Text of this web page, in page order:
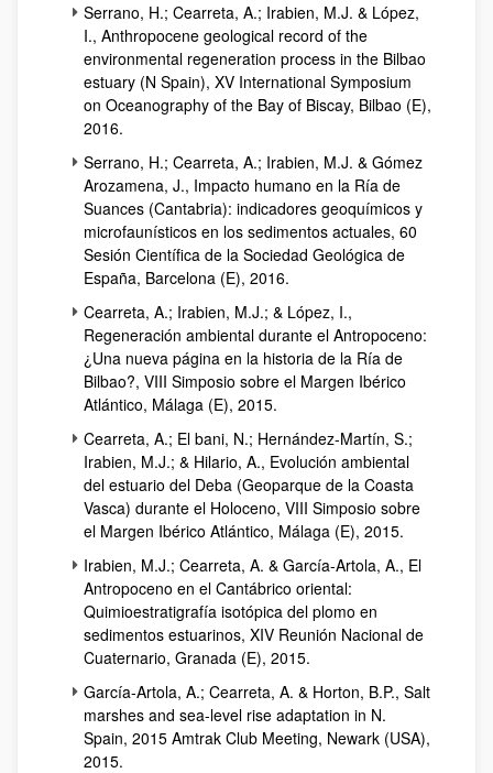
Serrano, H.; Cearreta, A.; Irabien, M.J. & López,
I., Anthropocene geological record of the
environmental regeneration process in the Bilbao
estuary (N Spain), XV International Symposium
on Oceanography of the Bay of Biscay, Bilbao (E),
2016.
Serrano, H.; Cearreta, A.; Irabien, M.J. & Gómez
Arozamena, J., Impacto humano en la Ría de
Suances (Cantabria): indicadores geoquímicos y
microfaunísticos en los sedimentos actuales, 60
Sesión Científica de la Sociedad Geológica de
España, Barcelona (E), 2016.
Cearreta, A.; Irabien, M.J.; & López, I.,
Regeneración ambiental durante el Antropoceno:
¿Una nueva página en la historia de la Ría de
Bilbao?, VIII Simposio sobre el Margen Ibérico
Atlántico, Málaga (E), 2015.
Cearreta, A.; El bani, N.; Hernández-Martín, S.;
Irabien, M.J.; & Hilario, A., Evolución ambiental
del estuario del Deba (Geoparque de la Coasta
Vasca) durante el Holoceno, VIII Simposio sobre
el Margen Ibérico Atlántico, Málaga (E), 2015.
Irabien, M.J.; Cearreta, A. & García-Artola, A., El
Antropoceno en el Cantábrico oriental:
Quimioestratigrafía isotópica del plomo en
sedimentos estuarinos, XIV Reunión Nacional de
Cuaternario, Granada (E), 2015.
García-Artola, A.; Cearreta, A. & Horton, B.P., Salt
marshes and sea-level rise adaptation in N.
Spain, 2015 Amtrak Club Meeting, Newark (USA),
2015.